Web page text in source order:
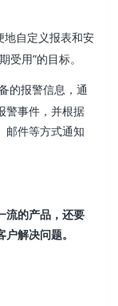
自定义报表和安
用”的目标。
的报警信息，通
警事件，并根据
邮件等方式通知
流的产品，还要
解决问题。